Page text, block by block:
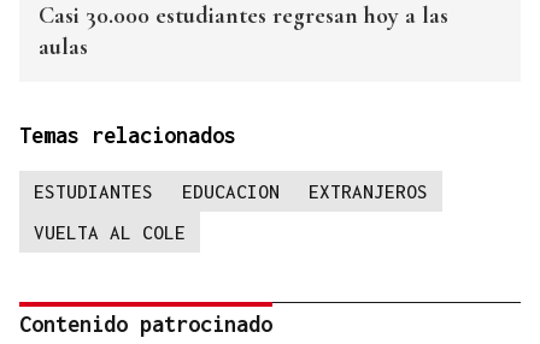
Casi 30.000 estudiantes regresan hoy a las
aulas
Temas relacionados
ESTUDIANTES EDUCACION
EXTRANJEROS
VUELTA AL COLE
Contenido patrocinado